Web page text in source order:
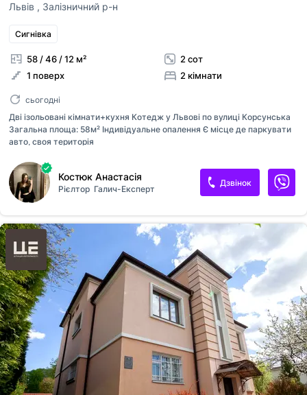
Львів , Залізничний р-н
Сигнівка
58 / 46 / 12 м²
1 поверх
2 сот
2 кімнати
сьогодні
Дві ізольовані кімнати+кухня Котедж у Львові по вулиці Корсунська
Загальна площа: 58м² Індивідуальне опалення Є місце де паркувати
авто, своя територія
Костюк Анастасія
Рієлтор Галич-Експерт
Дзвінок